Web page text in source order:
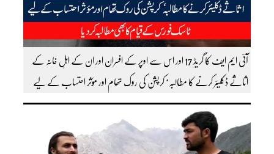
آئی ایم ایف کا گریڈ 17 اور اس سے اوپر کے افسران اور ان کے اہلِ خانہ کے
اثاثے ڈکلیئر کرنے کا مطالبہ‘ کرپشن کی روک تھام اور مؤثر احتساب کے لیے
ٹاسک فورس کے قیام کا بھی مطالبہ کردیا